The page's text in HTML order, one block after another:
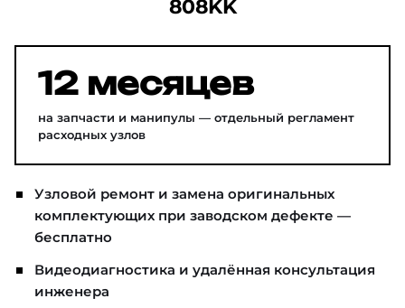
808KK
12 месяцев
на запчасти и манипулы — отдельный регламент
расходных узлов
Узловой ремонт и замена оригинальных
комплектующих при заводском дефекте —
бесплатно
Видеодиагностика и удалённая консультация
инженера